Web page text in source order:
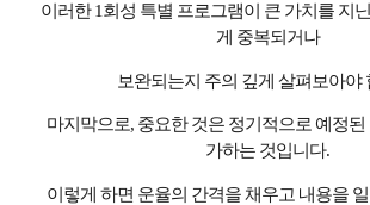
이러한1회성 특별 프로그램이 큰 가치를 지
게 중복되거나
보완되는지 주의 깊게 살펴보아야
마지막으로, 중요한 것은 정기적으로 예정
가하는 것입니다.
이렇게 하면 운율의 간격을 채우고 내용을